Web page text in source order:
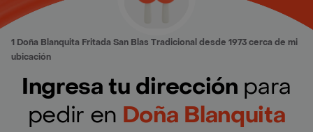
1 Doña Blanquita Fritada San Blas Tradicional desde 1973 cerca de mi
ubicación
Ingresa tu dirección para
pedir en Doña Blanquita